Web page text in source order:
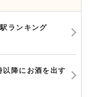
ランキング
以降にお酒を出す